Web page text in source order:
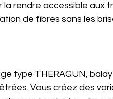
rendre accessible aux
de fibres sans les
type THERAGUN,
Vous créez des